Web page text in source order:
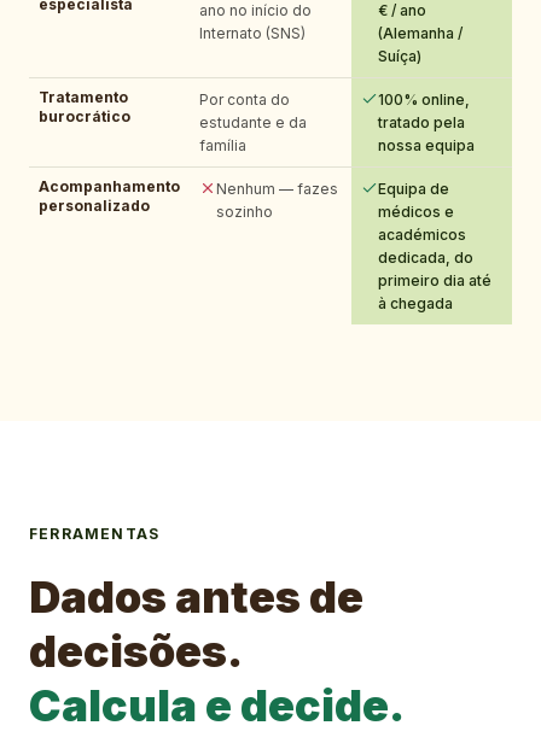
especialista
ano no início do
Internato (SNS)
€ / ano
(Alemanha /
Suíça)
Tratamento
burocrático
Por conta do
estudante e da
família
100% online,
tratado pela
nossa equipa
Acompanhamento
personalizado
Nenhum — fazes
sozinho
Equipa de
médicos e
académicos
dedicada, do
primeiro dia até
à chegada
FERRAMENTAS
Dados antes de
decisões.
Calcula e decide.